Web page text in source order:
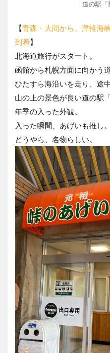
道の駅「
【青森・大間から、津軽海
到着】
北海道旅行がスタート。
函館から札幌方面に向かう道
ひたすら海沿いを走り、途
山の上の景色が良い道の駅
年季の入った外観。
入った瞬間、あげいも推し。
どうやら、名物らしい。